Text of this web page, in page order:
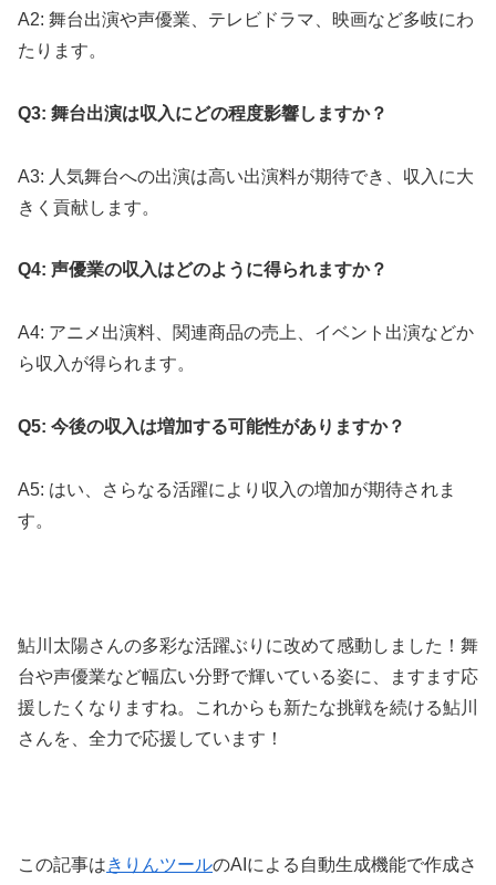
A2: 舞台出演や声優業、テレビドラマ、映画など多岐にわ
たります。
Q3: 舞台出演は収入にどの程度影響しますか？
A3: 人気舞台への出演は高い出演料が期待でき、収入に大
きく貢献します。
Q4: 声優業の収入はどのように得られますか？
A4: アニメ出演料、関連商品の売上、イベント出演などか
ら収入が得られます。
Q5: 今後の収入は増加する可能性がありますか？
A5: はい、さらなる活躍により収入の増加が期待されま
す。
鮎川太陽さんの多彩な活躍ぶりに改めて感動しました！舞
台や声優業など幅広い分野で輝いている姿に、ますます応
援したくなりますね。これからも新たな挑戦を続ける鮎川
さんを、全力で応援しています！
この記事はきりんツールのAIによる自動生成機能で作成さ